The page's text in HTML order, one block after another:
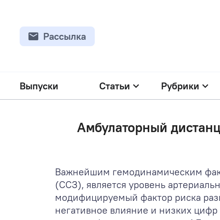
Рассылка
Выпуски Статьи Рубрики
Амбулаторный
Важнейшим гемодинамическим
(ССЗ), является уровень
модифицируемый фактор риска
негативное влияние и низких